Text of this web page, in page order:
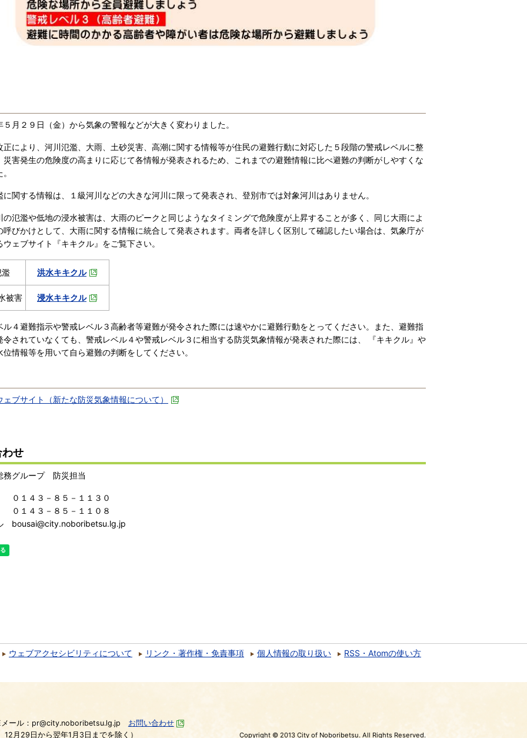
５月２９日（金）から気象の警報などが大きく変わりました。
正により、河川氾濫、大雨、土砂災害、高潮に関する情報等が住民の避難行動に対応した５段階の警戒レベルに整
災害発生の危険度の高まりに応じて各情報が発表されるため、これまでの避難情報に比べ避難の判断がしやすくな
に関する情報は、１級河川などの大きな河川に限って発表され、登別市では対象河川はありません。
の氾濫や低地の浸水被害は、大雨のピークと同じようなタイミングで危険度が上昇することが多く、同じ大雨によ
呼びかけとして、大雨に関する情報に統合して発表されます。両者を詳しく区別して確認したい場合は、気象庁が
ウェブサイト『キキクル』をご覧下さい。
濫 洪水キキクル
被害 浸水キキクル
ル４避難指示や警戒レベル３高齢者等避難が発令された際には速やかに避難行動をとってください。また、避難指
令されていなくても、警戒レベル４や警戒レベル３に相当する防災気象情報が発表された際には、 『キキクル』や
位情報等を用いて自ら避難の判断をしてください。
ェブサイト（新たな防災気象情報について）
せ
務グループ 防災担当
１４３－８５－１１３０
１４３－８５－１１０８
bousai@city.noboribetsu.lg.jp
ウェブアクセシビリティについて リンク・著作権・免責事項 個人情報の取り扱い RSS・Atomの使い方
メール：pr@city.noboribetsu.lg.jp
お問い合わせ
月29日から翌年1月3日までを除く）
Copyright © 2013 City of Noboribetsu. All Rights Reserved.